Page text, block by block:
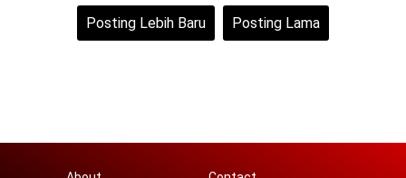
Posting Lebih Baru Posting Lama